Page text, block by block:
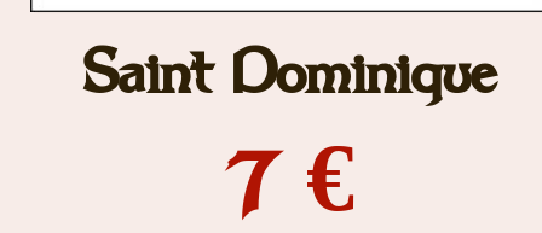
Saint Dominique
7 €